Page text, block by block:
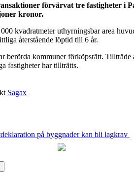
förvärvat tre fastigheter i
kronor.
kvadratmeter uthyrningsbar area
återstående löptid till 6 år.
berörda kommuner förköpsrätt.
fastigheter har tillträtts.
Sagax
på byggnader kan bli lagkrav